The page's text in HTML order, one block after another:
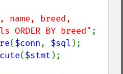
name, breed,
ORDER BY breed"
($conn, $sql
($stmt );